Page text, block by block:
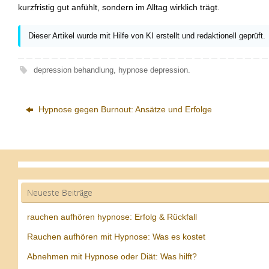
kurzfristig gut anfühlt, sondern im Alltag wirklich trägt.
Dieser Artikel wurde mit Hilfe von KI erstellt und redaktionell geprüft.
depression behandlung hypnose depression
Hypnose gegen Burnout: Ansätze und Erfolge
Neueste Beiträge
rauchen aufhören hypnose: Erfolg & Rückfall
Rauchen aufhören mit Hypnose: Was es kostet
Abnehmen mit Hypnose oder Diät: Was hilft?